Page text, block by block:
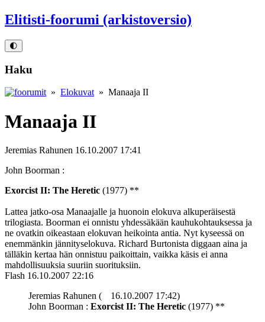
Elitisti-foorumi (arkistoversio)
🌓
Haku
» Elokuvat » Manaaja II
Manaaja II
Jeremias Rahunen 16.10.2007 17:41
John Boorman :
Exorcist II: The Heretic (1977) **
Lattea jatko-osa Manaajalle ja huonoin elokuva alkuperäisestä
trilogiasta. Boorman ei onnistu yhdessäkään kauhukohtauksessa ja
ne ovatkin oikeastaan elokuvan heikointa antia. Nyt kyseessä on
enemmänkin jännityselokuva. Richard Burtonista diggaan aina ja
tälläkin kertaa hän onnistuu paikoittain, vaikka käsis ei anna
mahdollisuuksia suuriin suorituksiin.
Flash 16.10.2007 22:16
Jeremias Rahunen (
16.10.2007 17:42)
John Boorman : Exorcist II: The Heretic (1977) **